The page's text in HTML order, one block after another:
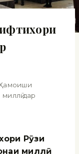
дар
Рӯзи
миллӣ